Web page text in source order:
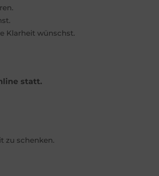
Klarheit wünschst.
statt.
zu schenken.